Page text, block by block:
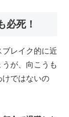
必死！
レイク的に近
が、向こうも
けではないの